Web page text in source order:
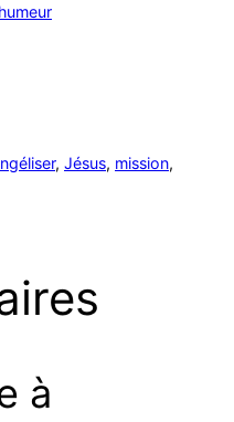
, Jésus, mission
à